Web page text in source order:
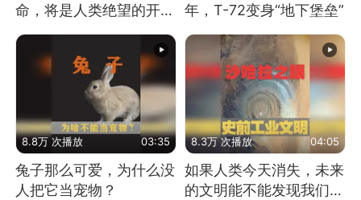
命，将是人类绝望的开
始？
年，T-72变身“地下堡垒”
8.8万 次播放 03:35
兔子那么可爱，为什么没
人把它当宠物？
8.3万 次播放 04:05
如果人类今天消失，未来
的文明能不能发现我们存